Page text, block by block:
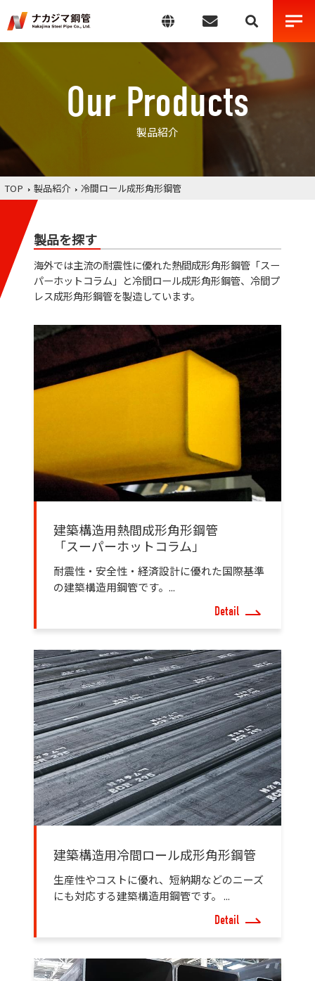
Our Products
製品紹介
TOP 製品紹介 冷間ロール成形角形鋼管
製品を探す
海外では主流の耐震性に優れた熱間成形角形鋼管「スー
パーホットコラム」と冷間ロール成形角形鋼管、冷間プ
レス成形角形鋼管を製造しています。
建築構造用熱間成形角形鋼管
「スーパーホットコラム」
耐震性・安全性・経済設計に優れた国際基準
の建築構造用鋼管です。...
Detail
建築構造用冷間ロール成形角形鋼管
生産性やコストに優れ、短納期などのニーズ
にも対応する建築構造用鋼管です。 ...
Detail